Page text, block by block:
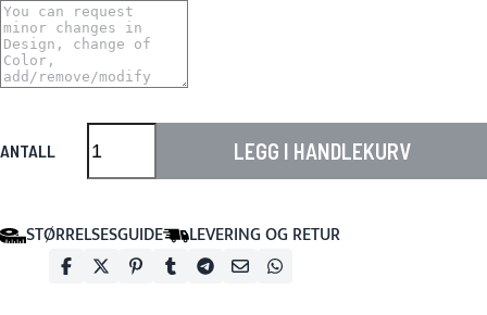
ANTALL LEGG I HANDLEKURV
STØRRELSESGUIDE LEVERING OG RETUR